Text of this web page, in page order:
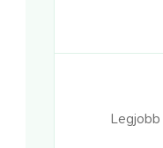
Legjobb